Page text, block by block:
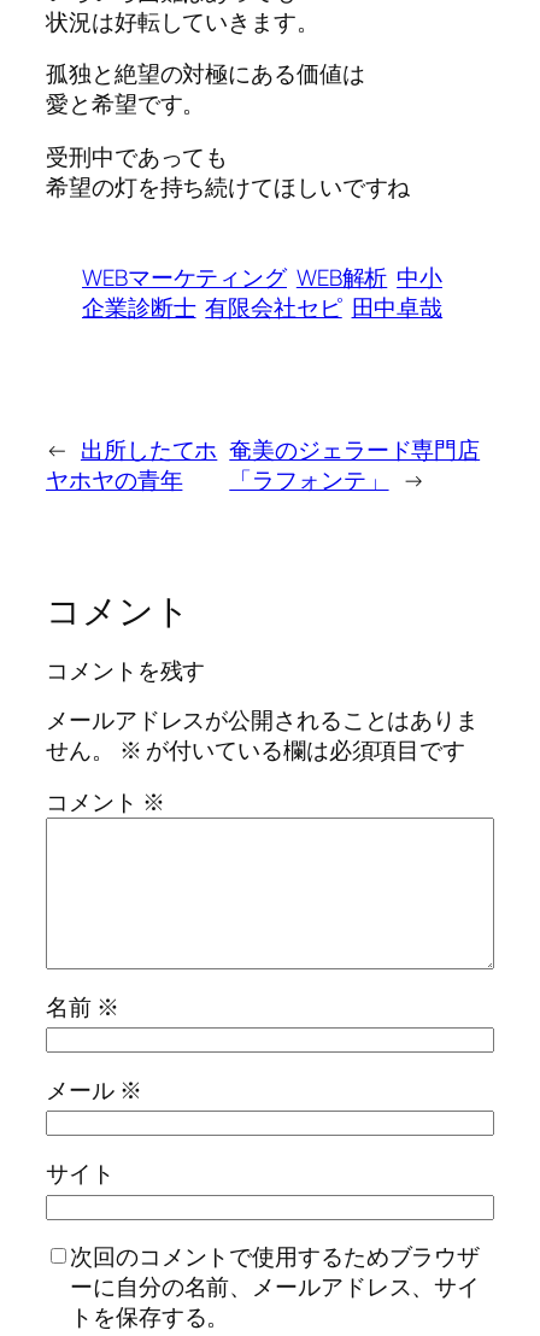
状況は好転していきます。
孤独と絶望の対極にある価値は
愛と希望です。
受刑中であっても
希望の灯を持ち続けてほしいですね
WEBマーケティング WEB解析 中小
企業診断士 有限会社セピ 田中卓哉
← 出所したてホ
ヤホヤの青年
奄美のジェラード専門店
「ラフォンテ」
→
コメント
コメントを残す
メールアドレスが公開されることはありま
せん。
※ が付いている欄は必須項目です
コメント ※
名前 ※
メール ※
サイト
次回のコメントで使用するためブラウザ
ーに自分の名前、メールアドレス、サイ
トを保存する。